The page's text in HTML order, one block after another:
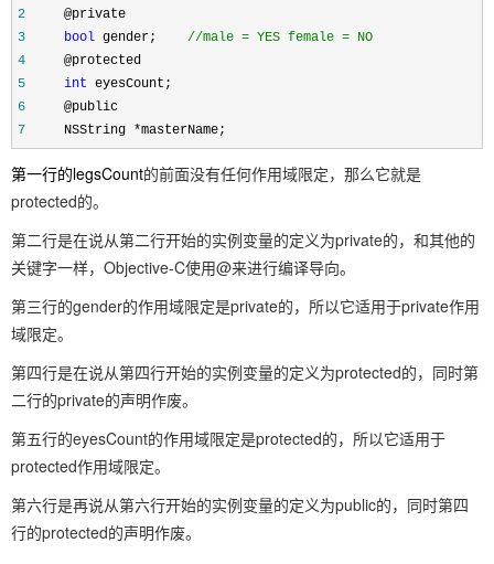
2
@private
3
bool gender; //male = YES female = NO
4
@protected
5
int eyesCount;
6
@public
7
NSString *masterName;
第一行的legsCount的前面没有任何作用域限定，那么它就是
protected的。
第二行是在说从第二行开始的实例变量的定义为private的，和其他的
关键字一样，Objective-C使用@来进行编译导向。
第三行的gender的作用域限定是private的，所以它适用于private作用
域限定。
第四行是在说从第四行开始的实例变量的定义为protected的，同时第
二行的private的声明作废。
第五行的eyesCount的作用域限定是protected的，所以它适用于
protected作用域限定。
第六行是再说从第六行开始的实例变量的定义为public的，同时第四
行的protected的声明作废。